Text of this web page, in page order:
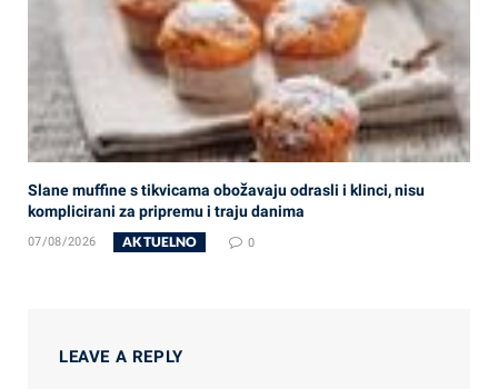
Slane muffine s tikvicama obožavaju odrasli i klinci, nisu
komplicirani za pripremu i traju danima
07/08/2026 AKTUELNO 0
LEAVE A REPLY